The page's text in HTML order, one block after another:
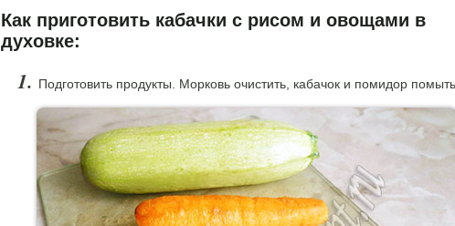
Как приготовить кабачки с рисом и овощами в
духовке:
Подготовить продукты. Морковь очистить, кабачок и помидор